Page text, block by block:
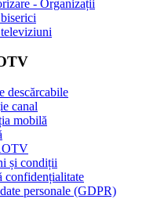
- Organizații
descărcabile
canal
mobilă
și condiții
confidențialitate
personale (GDPR)